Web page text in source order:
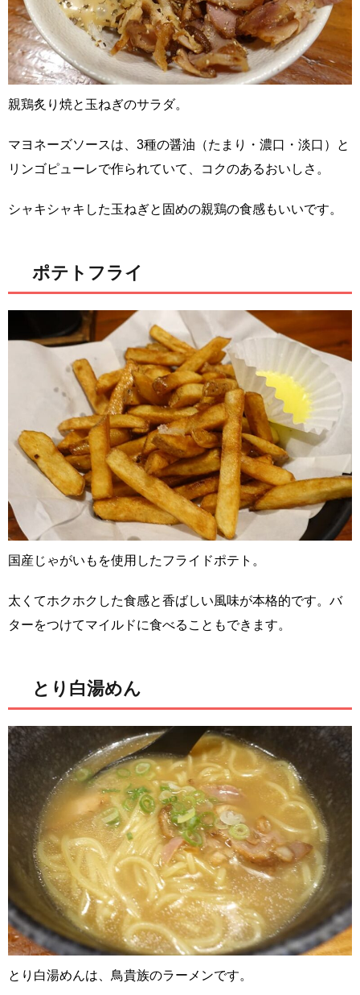
親鶏炙り焼と玉ねぎのサラダ。
マヨネーズソースは、3種の醤油（たまり・濃口・淡口）と
リンゴピューレで作られていて、コクのあるおいしさ。
シャキシャキした玉ねぎと固めの親鶏の食感もいいです。
ポテトフライ
国産じゃがいもを使用したフライドポテト。
太くてホクホクした食感と香ばしい風味が本格的です。バ
ターをつけてマイルドに食べることもできます。
とり白湯めん
とり白湯めんは、鳥貴族のラーメンです。